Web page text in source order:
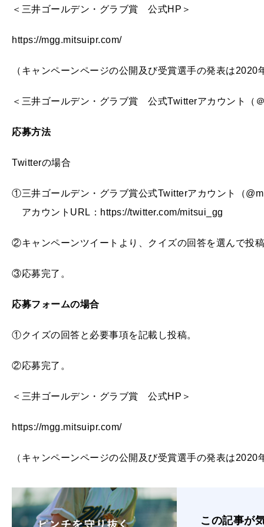
＜三井ゴールデン・グラブ賞 公式HP＞
https://mgg.mitsuipr.com/
（キャンペーンページの公開及び受賞選手の発表は2020
＜三井ゴールデン・グラブ賞 公式Twitterアカウント
応募方法
Twitterの場合
①三井ゴールデン・グラブ賞公式Twitterアカウント（
アカウントURL：https://twitter.com/mitsui_gg
②キャンペーンツイートより、クイズの回答を選んで投
③応募完了。
応募フォームの場合
①クイズの回答と必要事項を記載し投稿。
②応募完了。
＜三井ゴールデン・グラブ賞 公式HP＞
https://mgg.mitsuipr.com/
（キャンペーンページの公開及び受賞選手の発表は2020
この記事が